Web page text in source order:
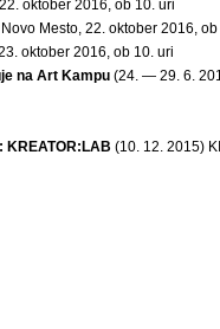
oktober 2016, ob 10. uri
Mesto, 22. oktober 2016,
oktober 2016, ob 10. uri
na Art Kampu (24. — 29. 6.
KREATOR:LAB (10. 12. 2015)